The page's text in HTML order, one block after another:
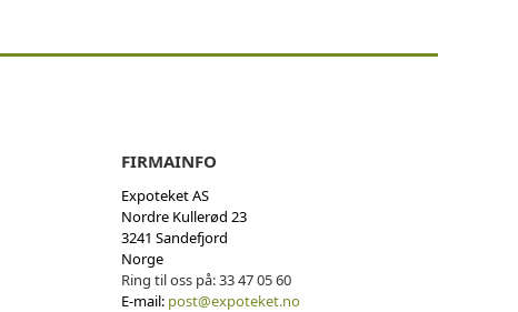
FIRMAINFO
Expoteket AS
Nordre Kullerød 23
3241 Sandefjord
Norge
Ring til oss på:33 47 05 60
E-mail: post@expoteket.no